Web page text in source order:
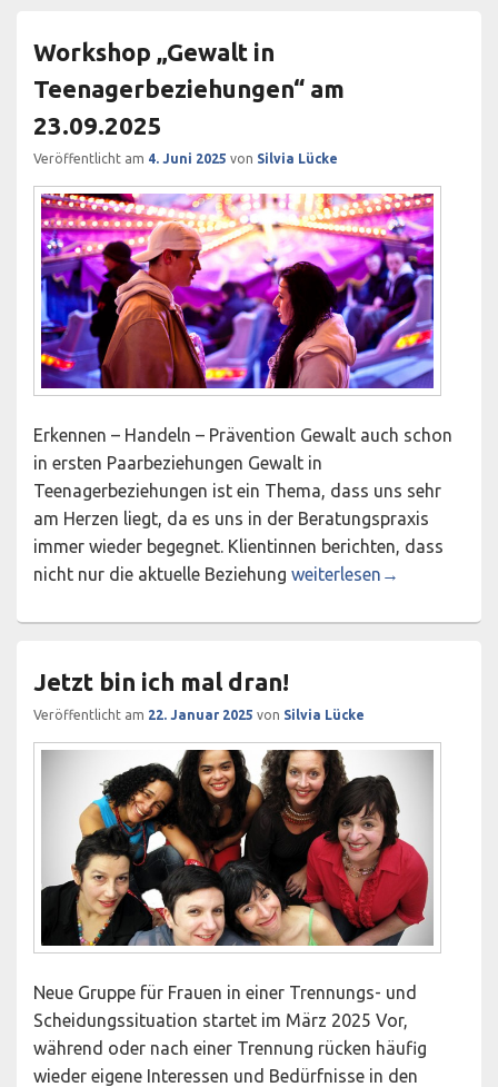
Workshop „Gewalt in
Teenagerbeziehungen“ am
23.09.2025
Veröffentlicht am 4. Juni 2025 von Silvia Lücke
Erkennen – Handeln – Prävention Gewalt auch schon
in ersten Paarbeziehungen Gewalt in
Teenagerbeziehungen ist ein Thema, dass uns sehr
am Herzen liegt, da es uns in der Beratungspraxis
immer wieder begegnet. Klientinnen berichten, dass
nicht nur die aktuelle Beziehung Workshop „Gewalt in
weiterlesen →
Jetzt bin ich mal dran!
Veröffentlicht am 22. Januar 2025 von Silvia Lücke
Neue Gruppe für Frauen in einer Trennungs- und
Scheidungssituation startet im März 2025 Vor,
während oder nach einer Trennung rücken häufig
wieder eigene Interessen und Bedürfnisse in den